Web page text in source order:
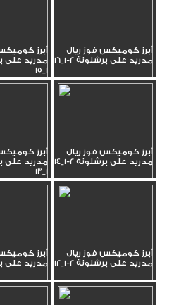
أبرز كوميكس فوز ريال
مدريد على برشلونة 2-1_16
أبرز
1_15
أبرز كوميكس فوز ريال
مدريد على برشلونة 2-1_14
أبرز
1_13
أبرز كوميكس فوز ريال
مدريد على برشلونة 2-1_12
أبرز
مدريد على